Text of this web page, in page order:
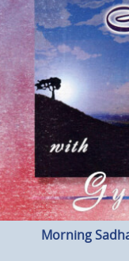
Morning